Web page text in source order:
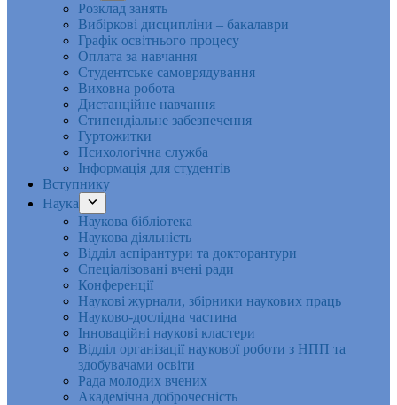
Розклад занять
Вибіркові дисципліни – бакалаври
Графік освітнього процесу
Оплата за навчання
Студентське самоврядування
Виховна робота
Дистанційне навчання
Стипендіальне забезпечення
Гуртожитки
Психологічна служба
Інформація для студентів
Вступнику
Наука
Наукова бібліотека
Наукова діяльність
Відділ аспірантури та докторантури
Спеціалізовані вчені ради
Конференції
Наукові журнали, збірники наукових праць
Науково-дослідна частина
Інноваційні наукові кластери
Відділ організації наукової роботи з НПП та
здобувачами освіти
Рада молодих вчених
Академічна доброчесність